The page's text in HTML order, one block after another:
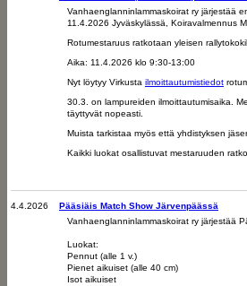
Vanhaenglanninlammaskoirat ry järjestää
11.4.2026 Jyväskylässä, Koiravalmennus
Rotumestaruus ratkotaan yleisen
Aika: 11.4.2026 klo 9:30-13:00
Nyt löytyy Virkusta ilmoittautumistiedot
30.3. on lampureiden ilmoittautumisaika.
täyttyvät nopeasti.
Muista tarkistaa myös että yhdistyksen
Kaikki luokat osallistuvat mestaruuden
4.4.2026
Pääsiäis Match Show Järvenpäässä
Vanhaenglanninlammaskoirat ry järjestää
Luokat:
Pennut (alle 1 v.)
Pienet aikuiset (alle 40 cm)
Isot aikuiset